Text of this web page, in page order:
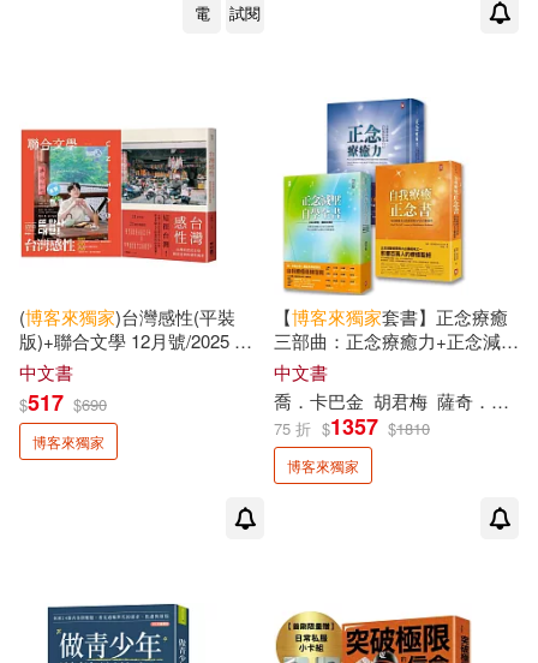
沃依切．葛萊果斯基(2)
洪明道(2) 洪錦魁(2)
洪震宇(2) 海苔熊(2)
湊佳苗(2) 溫國信(2)
濱川真由美(2) 瀟湘神(2)
瀨尾麻衣子(2) 焦桐(2)
王可樂日語(2)
王立楨(2) 瑞．達利歐(2)
繪虹企業(1)
美日文本(1) 美藝學苑社(1)
自轉星球文化(1) 莫克文化(1)
菓子文化(1)
蒼璧出版有限公司(1)
行路(1)
財團法人語言訓練測驗中心(1)
電 試閱
(博客來獨家)台灣感性(平裝
版)+聯合文學 12月號/2025 第
494期 感性品茶圭
中文書
$517 $690
博客來獨家
【博客來獨家套書】正念療癒
三部曲：正念療癒力+正念減壓
自學全書+自我療癒正念書【3
冊套書】
中文書
喬．卡巴金 胡君梅 薩奇．聖多瑞里
75 折 $1357 $1810
博客來獨家